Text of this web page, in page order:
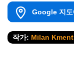
Google 지도
작가: Milan Kment